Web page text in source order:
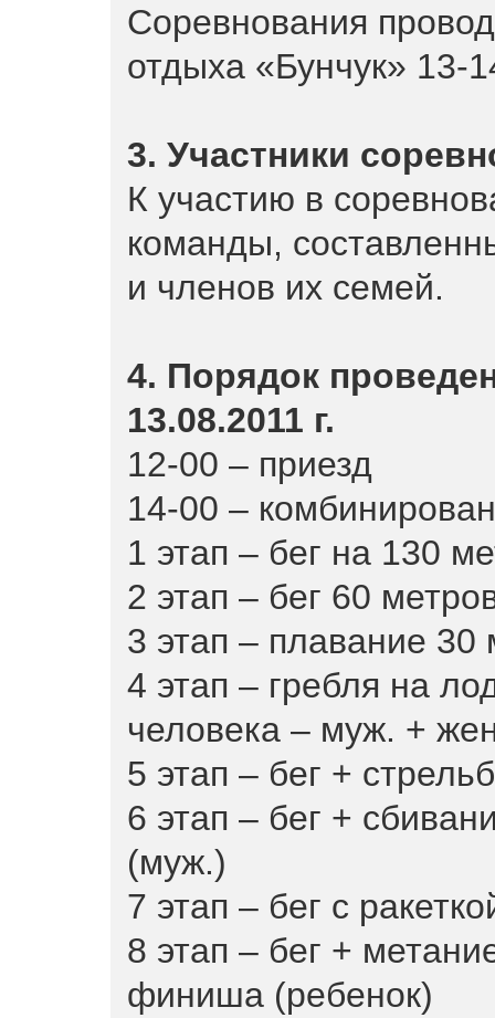
Соревнования
отдыха «Бунчук» 13-
3. Участники
К участию в
команды,
и членов их семей.
4. Порядок
13.08.2011 г.
12-00 – приезд
14-00 –
1 этап – бег на 130
2 этап – бег 60
3 этап – плавание
4 этап – гребля на
человека – муж. +
5 этап – бег +
6 этап – бег +
(муж.)
7 этап – бег с
8 этап – бег +
финиша (ребенок)